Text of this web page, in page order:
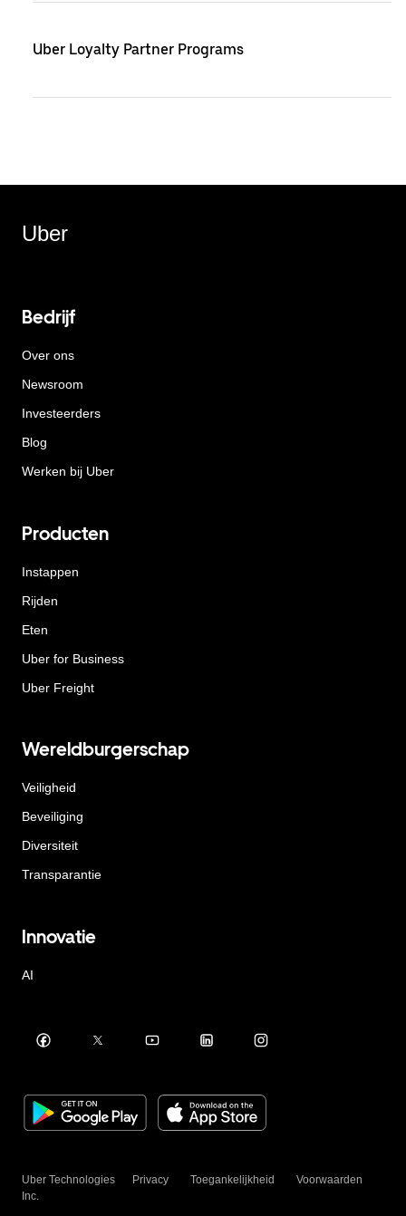
Uber Loyalty Partner Programs
Uber
Bedrijf
Over ons
Newsroom
Investeerders
Blog
Werken bij Uber
Producten
Instappen
Rijden
Eten
Uber for Business
Uber Freight
Wereldburgerschap
Veiligheid
Beveiliging
Diversiteit
Transparantie
Innovatie
AI
Uber Technologies
Inc.
Privacy Toegankelijkheid Voorwaarden